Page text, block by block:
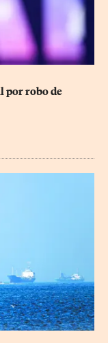
por robo de